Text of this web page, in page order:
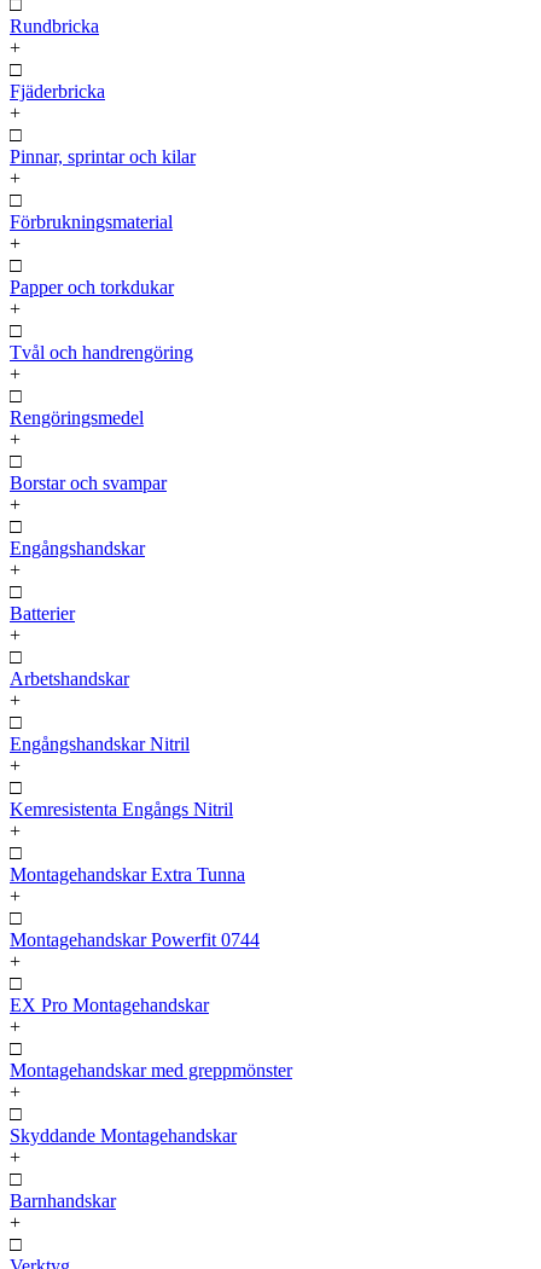
□
Rundbricka
+
□
Fjäderbricka
+
□
Pinnar, sprintar och kilar
+
□
Förbrukningsmaterial
+
□
Papper och torkdukar
+
□
Tvål och handrengöring
+
□
Rengöringsmedel
+
□
Borstar och svampar
+
□
Engångshandskar
+
□
Batterier
+
□
Arbetshandskar
+
□
Engångshandskar Nitril
+
□
Kemresistenta Engångs Nitril
+
□
Montagehandskar Extra Tunna
+
□
Montagehandskar Powerfit 0744
+
□
EX Pro Montagehandskar
+
□
Montagehandskar med greppmönster
+
□
Skyddande Montagehandskar
+
□
Barnhandskar
+
□